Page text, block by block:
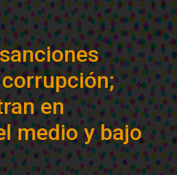
en
medio y bajo